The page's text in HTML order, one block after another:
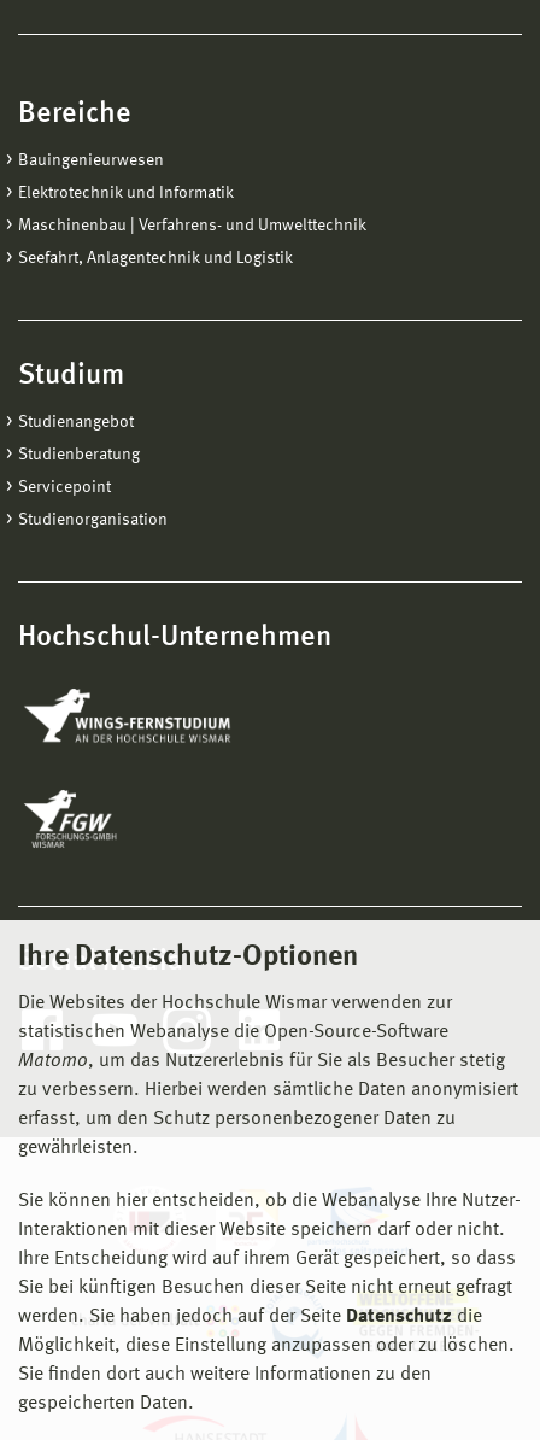
Ihre Datenschutz-Optionen
Die Websites der Hochschule Wismar verwenden zur
statistischen Webanalyse die Open-Source-Software
Matomo, um das Nutzererlebnis für Sie als Besucher stetig
zu verbessern. Hierbei werden sämtliche Daten anonymisiert
erfasst, um den Schutz personenbezogener Daten zu
gewährleisten.
Sie können hier entscheiden, ob die Webanalyse Ihre Nutzer-
Interaktionen mit dieser Website speichern darf oder nicht.
Ihre Entscheidung wird auf ihrem Gerät gespeichert, so dass
Sie bei künftigen Besuchen dieser Seite nicht erneut gefragt
werden. Sie haben jedoch auf der Seite Datenschutz die
Möglichkeit, diese Einstellung anzupassen oder zu löschen.
Sie finden dort auch weitere Informationen zu den
gespeicherten Daten.
Bereiche
Bauingenieurwesen
Elektrotechnik und Informatik
Maschinenbau | Verfahrens- und Umwelttechnik
Seefahrt, Anlagentechnik und Logistik
Studium
Studienangebot
Studienberatung
Servicepoint
Studienorganisation
Hochschul-Unternehmen
Social Media